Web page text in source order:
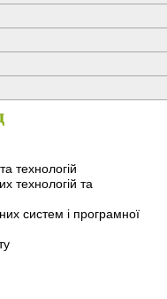
технологій
технологій та
систем і програмної